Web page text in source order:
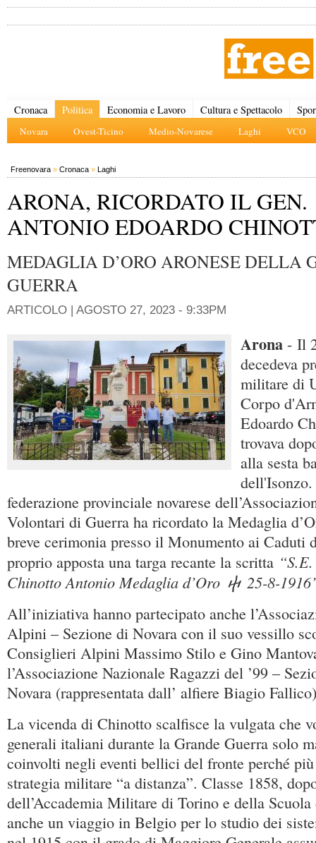
Cronaca Politica
Novara Ovest-Ticino Medio-Novarese Laghi VCO
Economia e Lavoro Cultura e Spettacolo
Freenovara » Cronaca » Laghi
ARONA, RICORDATO IL GEN.
ANTONIO EDOARDO
MEDAGLIA D’ORO ARONESE DELLA
GUERRA
ARTICOLO | AGOSTO 27, 2023 - 9:33PM
Arona - Il
decedeva
militare di
Corpo
Edoardo
trovava
alla sesta
dell'Isonzo.
federazione provinciale novarese
Volontari di Guerra ha ricordato la Medaglia
breve cerimonia presso il Monumento ai Caduti
proprio apposta una targa recante la scritta
Chinotto Antonio Medaglia d’Oro ⴕ 25-8-
All’iniziativa hanno partecipato anche
Alpini – Sezione di Novara con il suo vessillo
Consiglieri Alpini Massimo Stilo e Gino
l’Associazione Nazionale Ragazzi del ’99 –
Novara (rappresentata dall’ alfiere Biagio
La vicenda di Chinotto scalfisce la vulgata che
generali italiani durante la Grande Guerra solo
coinvolti negli eventi bellici del fronte perché
strategia militare “a distanza”. Classe 1858,
dell’Accademia Militare di Torino e della
anche un viaggio in Belgio per lo studio dei